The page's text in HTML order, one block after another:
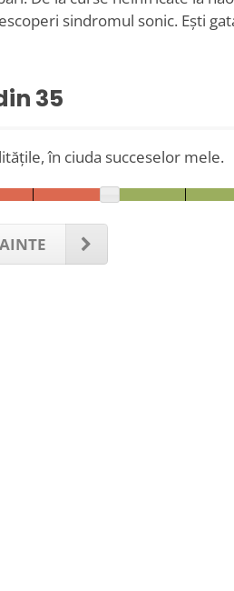
sindromul sonic. Ești
35
în ciuda succeselor mele.